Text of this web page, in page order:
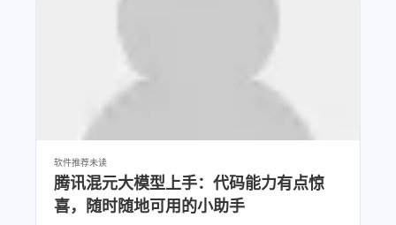
软件推荐未读
腾讯混元大模型上手：代码能力有点惊
喜，随时随地可用的小助手